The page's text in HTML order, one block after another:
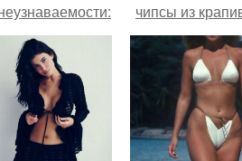
к фигуре
мечты
чипсы из
которые
называют
неожиданно
вкусными.